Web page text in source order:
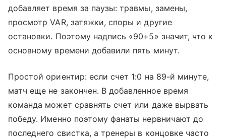
добавляет время за паузы: травмы, замены,
просмотр VAR, затяжки, споры и другие
остановки. Поэтому надпись «90+5» значит, что к
основному времени добавили пять минут.
Простой ориентир: если счет 1:0 на 89-й минуте,
матч еще не закончен. В добавленное время
команда может сравнять счет или даже вырвать
победу. Именно поэтому фанаты нервничают до
последнего свистка, а тренеры в концовке часто